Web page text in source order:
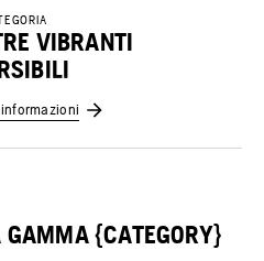
VIBRANTI
GAMMA {CATEGORY}